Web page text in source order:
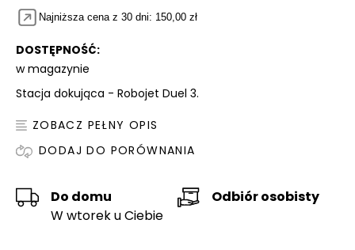
Najniższa cena z 30 dni: 150,00 zł
DOSTĘPNOŚĆ:
w magazynie
Stacja dokująca - Robojet Duel 3.
ZOBACZ PEŁNY OPIS
DODAJ DO PORÓWNANIA
Do domu
W wtorek u Ciebie
Odbiór osobisty